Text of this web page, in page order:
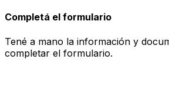
Completá el formulario
Tené a mano la información y
completar el formulario.